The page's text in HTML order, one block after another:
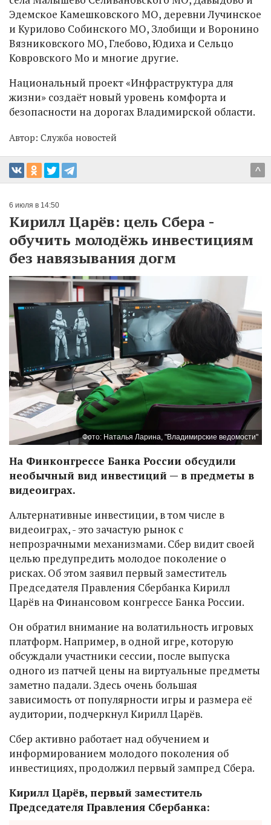
Эдемское Камешковского МО, деревни Лучинское
и Курилово Собинского МО, Злобищи и Воронино
Вязниковского МО, Глебово, Юдиха и Сельцо
Ковровского Мо и многие другие.
Национальный проект «Инфраструктура для
жизни» создаёт новый уровень комфорта и
безопасности на дорогах Владимирской области.
Автор: Служба новостей
^
6 июля в 14:50
Кирилл Царёв: цель Сбера -
обучить молодёжь инвестициям
без навязывания догм
Фото: Наталья Ларина, "Владимирские ведомости"
На Финконгрессе Банка России обсудили
необычный вид инвестиций — в предметы в
видеоиграх.
Альтернативные инвестиции, в том числе в
видеоиграх, - это зачастую рынок с
непрозрачными механизмами. Сбер видит своей
целью предупредить молодое поколение о
рисках. Об этом заявил первый заместитель
Председателя Правления Сбербанка Кирилл
Царёв на Финансовом конгрессе Банка России.
Он обратил внимание на волатильность игровых
платформ. Например, в одной игре, которую
обсуждали участники сессии, после выпуска
одного из патчей цены на виртуальные предметы
заметно падали. Здесь очень большая
зависимость от популярности игры и размера её
аудитории, подчеркнул Кирилл Царёв.
Сбер активно работает над обучением и
информированием молодого поколения об
инвестициях, продолжил первый зампред Сбера.
Кирилл Царёв, первый заместитель
Председателя Правления Сбербанка: